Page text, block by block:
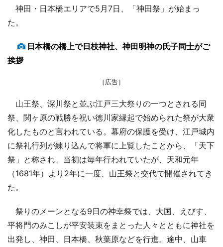
神田・日本橋エリアで5月7日、「神田祭」が始まっ
た。
日本橋の橋上で日枝神社、神田明神の氏子同士がご
挨拶
［広告］
山王祭、深川祭と並ぶ江戸三大祭りの一つとされる同
祭、関ヶ原の戦勝を祝い徳川家縁起で始められた祭が大衆
化したものと言われている。幕府の保護を受け、江戸城内
に祭礼行列が練り込んで将軍に上覧したことから、「天下
祭」と称され、当初は毎年行われていたが、天和元年
（1681年）より2年に一度、山王祭と交代で開催されてき
た。
祭りのメーンとなる9日の神幸祭では、大国、えびす、
平将門のみこしが平安装束をまとった人々とともに神社を
出発し、神田、日本橋、秋葉原などを行進。途中、山車